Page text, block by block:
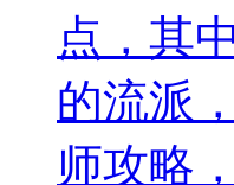
点，其
的流派
师攻略